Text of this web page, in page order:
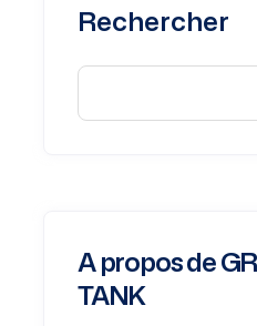
Rechercher
A propos de
TANK